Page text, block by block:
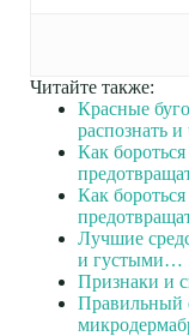
Читайте также:
Красные
распознать и
Как
Как
Лучшие
и густыми…
Признаки и
Правильный